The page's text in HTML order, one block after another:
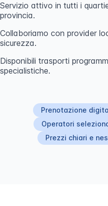
Servizio attivo in tutti i
provincia.
Collaboriamo con provider
sicurezza.
Disponibili trasporti
specialistiche.
Prenotazione
Operatori
Prezzi chiari e